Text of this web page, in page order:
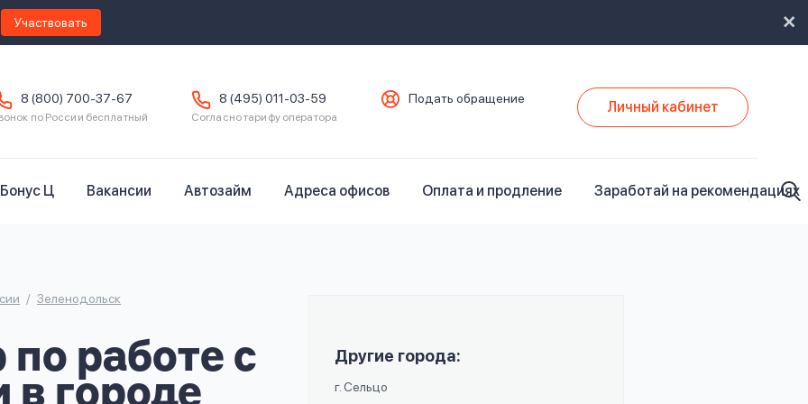
Участвовать
8 (800) 700-37-67
по России бесплатный
8 (495) 011-03-59
Согласно тарифу оператора
Подать обращение Личный кабинет
Бонус Ц Вакансии Автозайм Адреса офисов Оплата и продление Заработай на рекомендациях
Зеленодольск
работе с
в городе
Другие города:
г. Сельцо